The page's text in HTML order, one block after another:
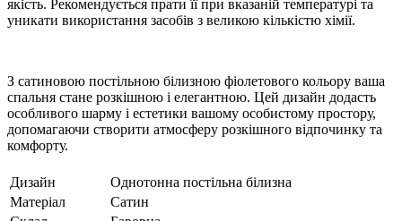
якість. Рекомендується прати її при вказаній температурі та
уникати використання засобів з великою кількістю хімії.
З сатиновою постільною білизною фіолетового кольору ваша
спальня стане розкішною і елегантною. Цей дизайн додасть
особливого шарму і естетики вашому особистому простору,
допомагаючи створити атмосферу розкішного відпочинку та
комфорту.
Дизайн
Однотонна постільна білизна
Матеріал
Сатин